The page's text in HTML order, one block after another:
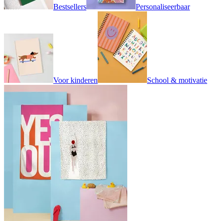
Bestsellers Personaliseerbaar
Voor kinderen School & motivatie